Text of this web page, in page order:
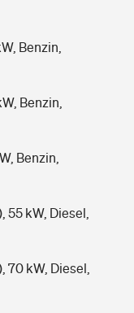
Benzin,
Benzin,
Benzin,
55 kW, Diesel,
70 kW, Diesel,